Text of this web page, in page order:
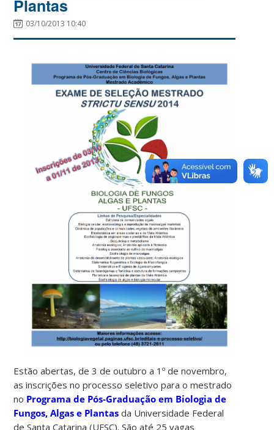
Plantas
03/10/2013 10:40
Estão abertas, de 3 de outubro a 1º de novembro,
as inscrições no processo seletivo para o mestrado
no Programa de Pós-Graduação em Biologia de
Fungos, Algas e Plantas da Universidade Federal
de Santa Catarina (UFSC). São até 25 vagas